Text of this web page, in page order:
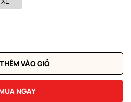
THÊM VÀO GIỎ
NGAY